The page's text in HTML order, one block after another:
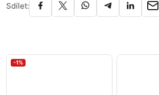
Sdílet:
-1%